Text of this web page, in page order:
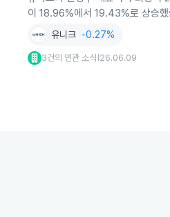
이 18.96%에서 19.43%로 상승했
유니크 -0.27%
3건의 연관 소식 26.06.09